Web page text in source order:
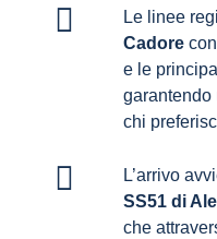
Le linee
Cadorecon
e le
garantendo
chi
L’arrivo
SS51 di
che